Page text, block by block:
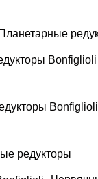
Планетарные
редукторы